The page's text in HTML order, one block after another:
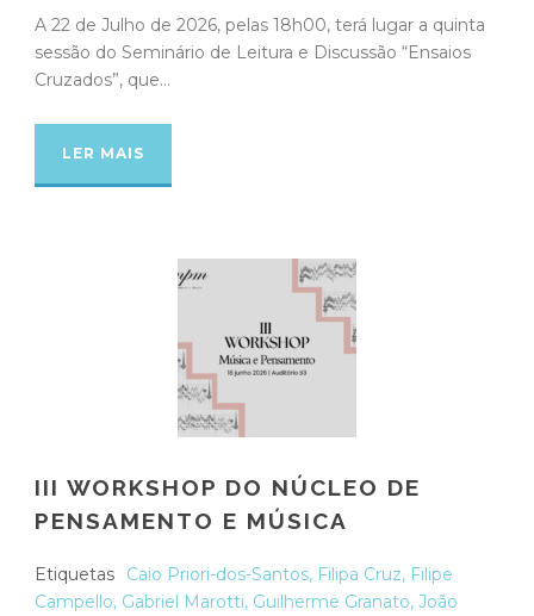
A 22 de Julho de 2026, pelas 18h00, terá lugar a quinta
sessão do Seminário de Leitura e Discussão “Ensaios
Cruzados”, que...
LER MAIS
III WORKSHOP DO NÚCLEO DE
PENSAMENTO E MÚSICA
Etiquetas Caio Priori-dos-Santos, Filipa Cruz, Filipe
Campello, Gabriel Marotti, Guilherme Granato, João